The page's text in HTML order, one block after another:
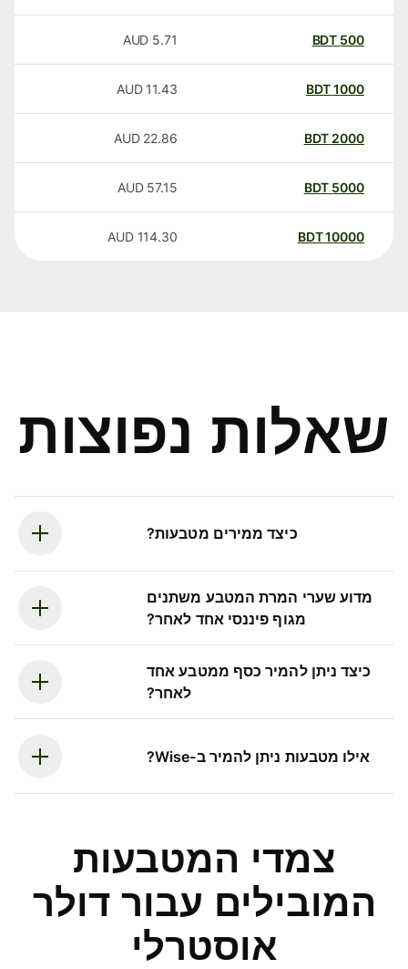
500
BDT
5.71
AUD
1000
BDT
11.43
AUD
2000
BDT
22.86
AUD
5000
BDT
57.15
AUD
10000
BDT
114.30
AUD
שאלות נפוצות
כיצד ממירים מטבעות?
מדוע שערי המרת המטבע משתנים
מגוף פיננסי אחד לאחר?
כיצד ניתן להמיר כסף ממטבע אחד
לאחר?
אילו מטבעות ניתן להמיר ב-Wise?
צמדי המטבעות
המובילים עבור דולר
אוסטרלי